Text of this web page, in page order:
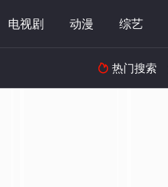
电视剧 动漫 综艺
 热门搜索